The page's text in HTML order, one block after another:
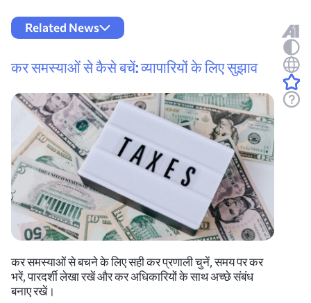
Related News
कर समस्याओं से कैसे बचें: व्यापारियों के लिए सुझाव
कर समस्याओं से बचने के लिए सही कर प्रणाली चुनें, समय पर कर
भरें, पारदर्शी लेखा रखें और कर अधिकारियों के साथ अच्छे संबंध
बनाए रखें।